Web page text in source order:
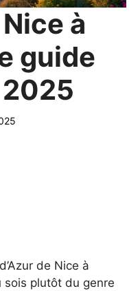
à
guide
de Nice à
sois plutôt du genre